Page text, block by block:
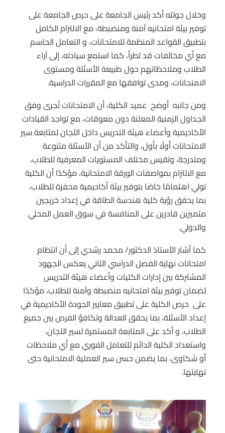
وخلال جولته أكد رئيس الجامعة على حرص الجامعة على
توفير بيئة امتحانيه آمنة ومنضبطة، مع الالتزام الكامل
بتطبيق القواعد المنظمة للامتحانات، و التعامل الحاسم
مع أي مخالفات قد تطرأ، كما استمع سيادته، إلى آراء
الطلاب وملاحظاتهم حول طبيعة الأسئلة ومستوى
الامتحانات، ومدى توافقها مع المقررات الدراسية.
ومن جانبه أوضح عميد الكلية، أن الامتحانات تُجرى وفق
الجداول الزمنية المعلنة دون معوقات، مع تواجد القيادات
الأكاديمية وأعضاء هيئة التدريس داخل اللجان لمتابعة سير
الامتحانات أولًا بأول، والتأكد من أن الأسئلة متنوعة
ومتدرجة، وتقيس مختلف المستويات المعرفية للطلاب،
مع الالتزام بمواصفات الورقة الامتحانية، مؤكدًا أن الكلية
تولي اهتمامًا خاصًا بتوفير بيئة أكاديمية محفزة للطلاب،
بما يحقق رؤية كلية هندسة الطاقة في إعداد خريجين
متميزين قادرين على المنافسة في سوق العمل المحلي
والدولي.
كما أشار الأستاذ الدكتور/ محمد رشدي إلى أن انتظام
امتحانات نهاية الفصل الدراسي الثاني يعكس الجهود
المشتركة بين إدارات الكليات وأعضاء هيئة التدريس
لضمان توفير بيئة امتحانيه منضبطة وآمنة للطلاب، مؤكدًا
على حرص الكلية على تطبيق معايير الجودة الأكاديمية في
إعداد الأسئلة، بما يحقق العدالة وتكافؤ الفرص بين جميع
الطلاب، و أكد على المتابعة المستمرة لسير اللجان،
واستعداد الكلية الدائم للتعامل الفوري مع أي ملاحظات
أو شكاوى، بما يضمن حسن سير العملية الامتحانية حتى
نهايتها.